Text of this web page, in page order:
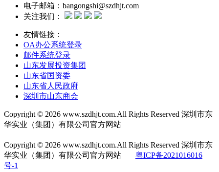
电子邮箱：bangongshi@szdhjt.com
关注我们：
友情链接：
OA办公系统登录
邮件系统登录
山东发展投资集团
山东省国资委
山东省人民政府
深圳市山东商会
Copyright © 2026 www.szdhjt.com.All Rights Reserved 深圳市东
华实业（集团）有限公司官方网站
Copyright © 2026 www.szdhjt.com.All Rights Reserved 深圳市东
华实业（集团）有限公司官方网站
粤ICP备2021016016
号-1